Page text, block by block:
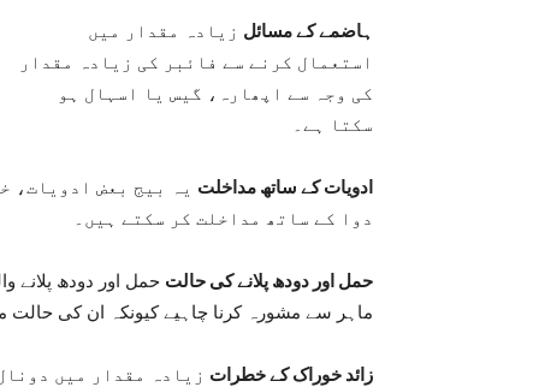
ہاضمے کے مسائل زیادہ مقدار میں
استعمال کرنے سے فائبر کی زیادہ مقدار
کی وجہ سے اپھارہ، گیس یا اسہال ہو
سکتا ہے۔
ادویات کے ساتھ مداخلت یہ بیج بعض ادویات،
دوا کے ساتھ مداخلت کر سکتے ہیں۔
حمل اور دودھ پلانے کی حالت حمل اور دودھ پلانے
ماہر سے مشورہ کرنا چاہیے کیونکہ ان کی حالت
زائد خوراک کے خطرات زیادہ مقدار میں